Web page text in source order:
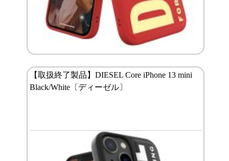
【取扱終了製品】DIESEL Core iPhone 13 mini
Black/White〔ディーゼル〕